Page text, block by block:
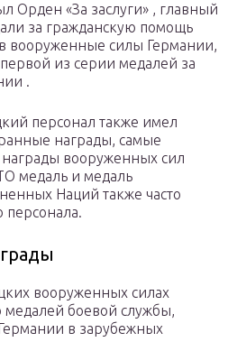
Орден «За заслуги» , главный
за гражданскую помощь
вооруженные силы Германии,
из серии медалей за
.
персонал также имел
награды, самые
вооруженных сил
медаль и медаль
Наций также часто
персонала.
вооруженных силах
медалей боевой службы,
в зарубежных